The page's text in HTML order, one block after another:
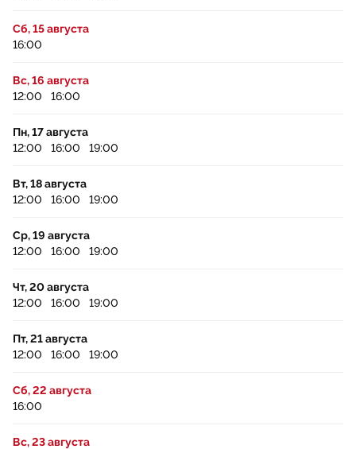
Сб, 15 августа
16:00
Вс, 16 августа
12:00
16:00
Пн, 17 августа
12:00
16:00 19:00
Вт, 18 августа
12:00
16:00 19:00
Ср, 19 августа
12:00
16:00 19:00
Чт, 20 августа
12:00
16:00 19:00
Пт, 21 августа
12:00
16:00 19:00
Сб, 22 августа
16:00
Вс, 23 августа